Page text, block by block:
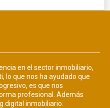
en el sector inmobiliario,
lo que nos ha ayudado que
es que nos
profesional. Además
digital inmobiliario.